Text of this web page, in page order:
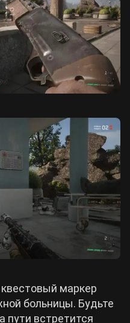
квестовый маркер
больницы. Будьте
пути встретится